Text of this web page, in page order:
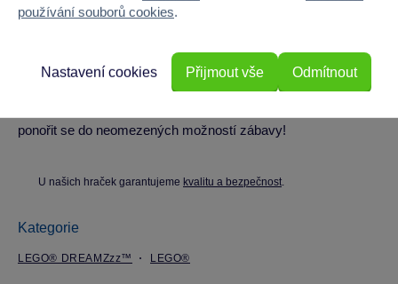
stavebnice a dobrodružství. Skvělá volba pro kreativní zábavu
doma i na cestách.
ponořit se do neomezených možností zábavy!
U našich hraček garantujeme kvalitu a bezpečnost.
Kategorie
LEGO® DREAMZzz™ LEGO®
používání souborů cookies.
Odmítnout
Nastavení cookies Přijmout vše